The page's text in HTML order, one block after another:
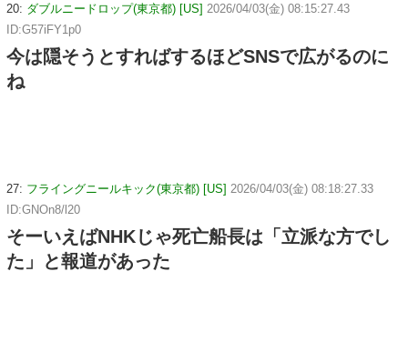
20: ダブルニードロップ(東京都) [US] 2026/04/03(金) 08:15:27.43
ID:G57iFY1p0
今は隠そうとすればするほどSNSで広がるのに
ね
27: フライングニールキック(東京都) [US] 2026/04/03(金) 08:18:27.33
ID:GNOn8/l20
そーいえばNHKじゃ死亡船長は「立派な方でし
た」と報道があった